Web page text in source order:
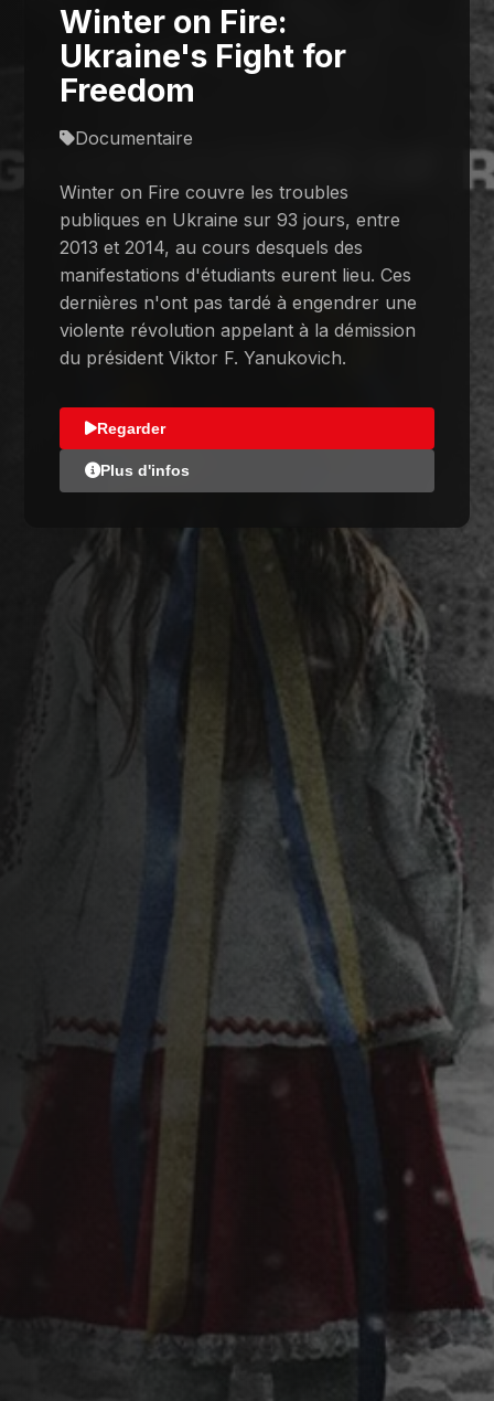
Winter on Fire:
Ukraine's Fight for
Freedom
Documentaire
Winter on Fire couvre les troubles
publiques en Ukraine sur 93 jours, entre
2013 et 2014, au cours desquels des
manifestations d'étudiants eurent lieu. Ces
dernières n'ont pas tardé à engendrer une
violente révolution appelant à la démission
du président Viktor F. Yanukovich.
Regarder
Plus d'infos